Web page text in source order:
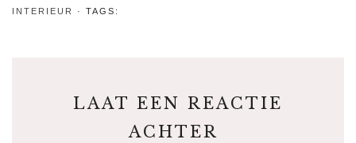
INTERIEUR
TAGS:
LAAT EEN REACTIE
ACHTER